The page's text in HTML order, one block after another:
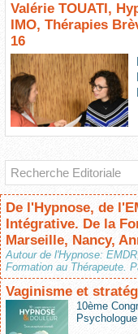
Valérie TOUATI,
IMO, Thérapies
16
De l'Hypnose, de
Intégrative. De la
Marseille, Nancy,
Autour de l'Hypnose:
Formation au Thérapeute.
Vaginisme et
10ème